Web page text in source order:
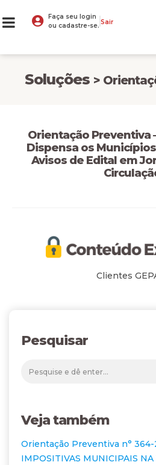
Faça seu login
ou cadastre-se. Sair
Soluções >
Orientação Preventiva
Dispensa os
Avisos de Edital em
Clientes
Pesquisar
Veja também
Orientação Preventiva n° 364-
IMPOSITIVAS MUNICIPAIS